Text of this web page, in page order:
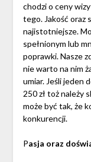
chodzi o ceny
tego. Jakość oraz
najistotniejsze.
spełnionym lub
poprawki. Nasze
nie warto na nim
umiar. Jeśli jeden
250 zł toż należy
może być tak, że
konkurencji.
Pasja oraz